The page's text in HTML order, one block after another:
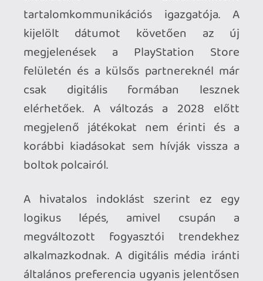
megjelenő játékokat nem érinti és a
korábbi kiadásokat sem hívják vissza a
boltok polcairól.
A hivatalos indoklást szerint ez egy
logikus lépés, amivel csupán a
megváltozott fogyasztói trendekhez
alkalmazkodnak. A digitális média iránti
általános preferencia ugyanis jelentősen
meghaladja a fizikai lemezek iránti
érdeklődést - amit az utóbbi évek
statisztikai adatai is alátámasztanak. A
folyamatosan emelkedtek az aktuális
konzolgeneráció életciklusa alatt. Az idén
márciusban zárt 2025-ös üzleti évben
már az összes eladott PlayStation 4 és
PlayStation 5 játék 78%-a digitális
értékesítés volt.